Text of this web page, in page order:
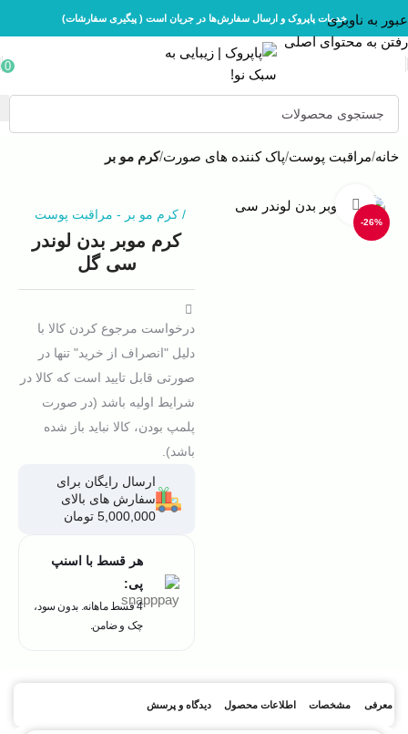
عبور به ناوبری
رفتن به محتوای اصلی
خدمات پاپروک و ارسال سفارش‌ها در جریان است ( پیگیری سفارشات)
0
خانه مراقبت پوست پاک کننده های صورت کرم مو بر
-26%
بزرگنمایی تصویر
/ کرم مو بر - مراقبت پوست
کرم موبر بدن لوندر
سی گل
درخواست مرجوع کردن کالا با
دلیل "انصراف از خرید" تنها در
صورتی قابل تایید است که کالا در
شرایط اولیه باشد (در صورت
پلمپ بودن، کالا نباید باز شده
باشد).
ارسال رایگان برای
سفارش های بالای
5,000,000 تومان
هر قسط با اسنپ
پی:
4 قسط ماهانه. بدون سود،
چک و ضامن.
معرفی مشخصات اطلاعات محصول دیدگاه و پرسش